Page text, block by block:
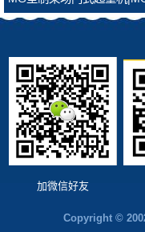
加微信好友
Copyright ©